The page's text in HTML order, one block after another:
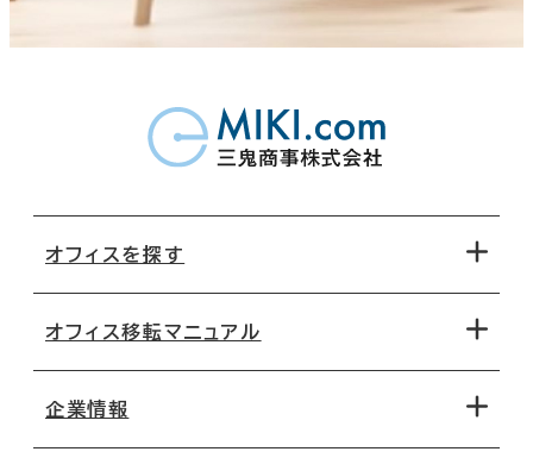
オフィスを探す
地図から探す
路線・駅から探す
オフィス移転マニュアル
企業情報